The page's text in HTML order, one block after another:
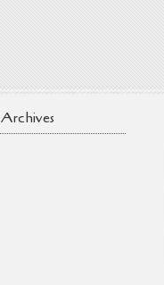
Archives